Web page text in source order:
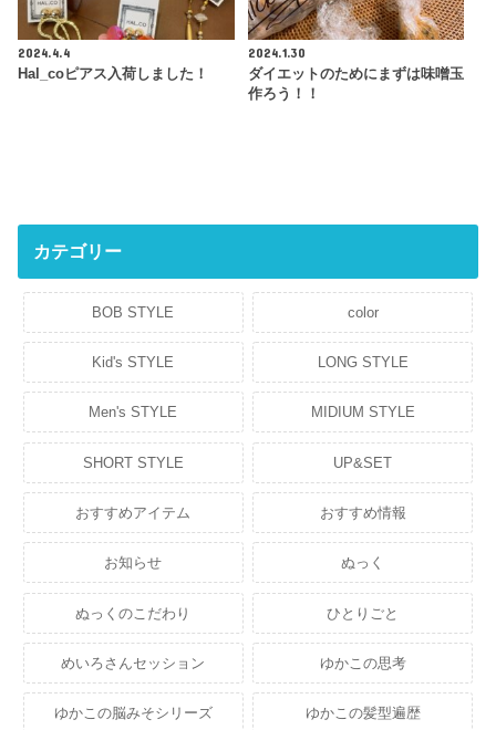
2024.4.4
Hal_coピアス入荷しました！
2024.1.30
ダイエットのためにまずは味噌玉
作ろう！！
カテゴリー
BOB STYLE color
Kid's STYLE LONG STYLE
Men's STYLE MIDIUM STYLE
SHORT STYLE UP&SET
おすすめアイテム おすすめ情報
お知らせ ぬっく
ぬっくのこだわり ひとりごと
めいろさんセッション ゆかこの思考
ゆかこの脳みそシリーズ ゆかこの髪型遍歴